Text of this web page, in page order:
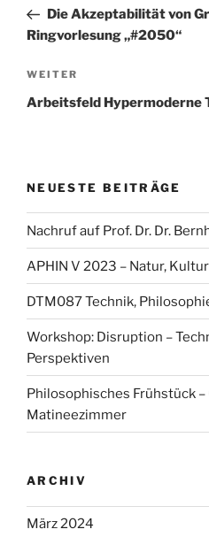
Beitrag
Die Akzeptabilität von
Ringvorlesung „#2050“
Nächster
Beitrag
WEITER
Arbeitsfeld Hypermoderne
NEUESTE BEITRÄGE
Nachruf auf Prof. Dr. Dr.
APHIN V 2023 – Natur,
DTM087 Technik,
Workshop: Disruption –
Perspektiven
Philosophisches Frühstück
Matineezimmer
ARCHIV
März 2024